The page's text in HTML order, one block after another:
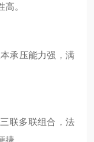
。
承压能力强，满
联多联组合，法
。